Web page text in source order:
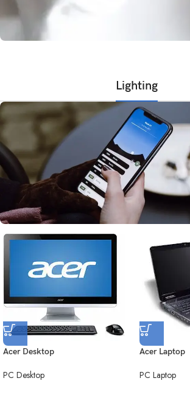
Lighting
Acer Desktop
PC Desktop
Acer Laptop
PC Laptop